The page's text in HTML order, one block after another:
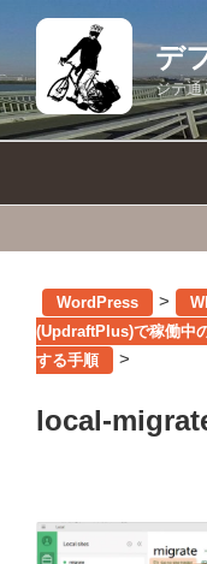
テ
ン
ツ
デ
ジテ通
WordPress >
(UpdraftPlus)で稼働中
する手順
>
local-